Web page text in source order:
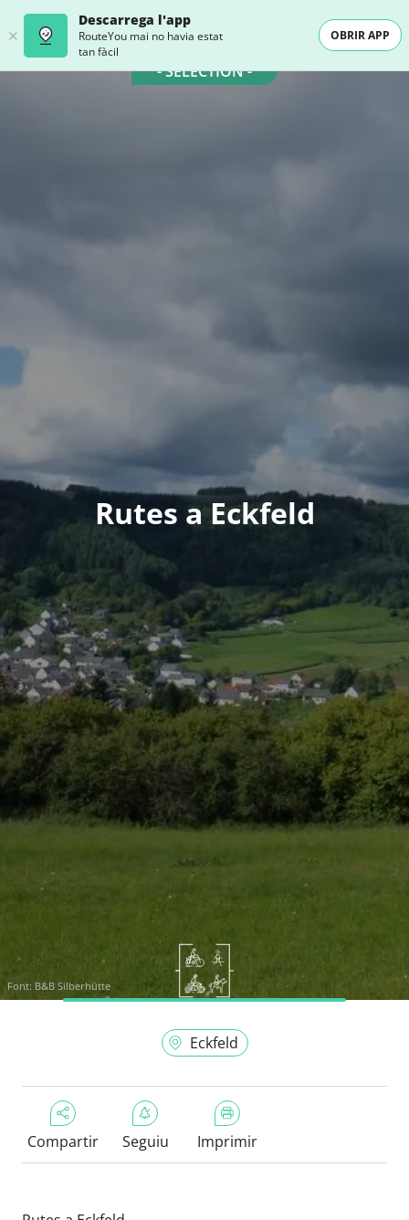
Descarrega l'app
RouteYou mai no havia estat
tan fàcil
OBRIR APP
- SELECTION -
Rutes a Eckfeld
Font: B&B Silberhütte
Eckfeld
Compartir Seguiu Imprimir